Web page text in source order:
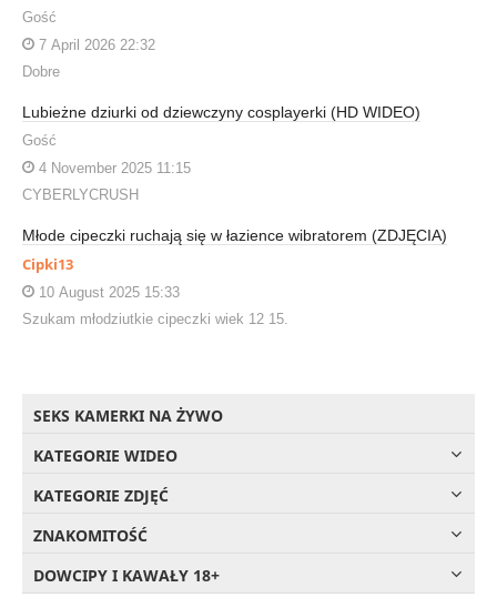
Gość
7 April 2026 22:32
Dobre
Lubieżne dziurki od dziewczyny cosplayerki (HD WIDEO)
Gość
4 November 2025 11:15
CYBERLYCRUSH
Młode cipeczki ruchają się w łazience wibratorem (ZDJĘCIA)
Cipki13
10 August 2025 15:33
Szukam młodziutkie cipeczki wiek 12 15.
SEKS KAMERKI NA ŻYWO
KATEGORIE WIDEO
KATEGORIE ZDJĘĆ
ZNAKOMITOŚĆ
DOWCIPY I KAWAŁY 18+